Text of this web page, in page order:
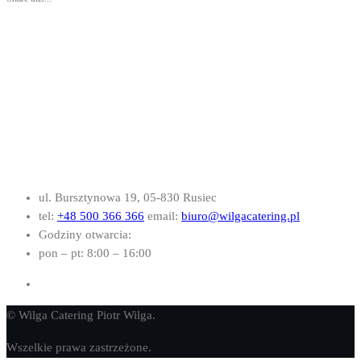
ul. Bursztynowa 19, 05-830 Rusiec
tel: +48 500 366 366 email: biuro@wilgacatering.pl
Godziny otwarcia:
pon – pt: 8:00 – 16:00
© Wilga Catering Piotr Wilga.
Wszelkie prawa zastrzeżone.